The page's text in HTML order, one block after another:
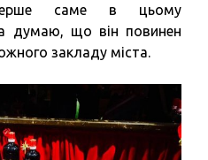
саме в цьому
думаю, що він повинен
закладу міста.